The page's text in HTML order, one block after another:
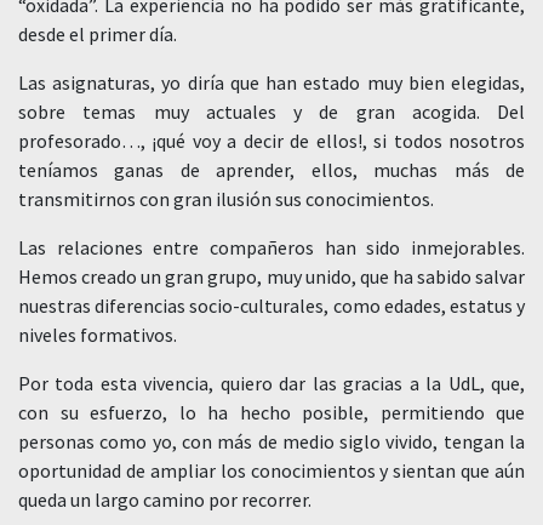
“oxidada”. La experiencia no ha podido ser más gratificante,
desde el primer día.
Las asignaturas, yo diría que han estado muy bien elegidas,
sobre temas muy actuales y de gran acogida. Del
profesorado…, ¡qué voy a decir de ellos!, si todos nosotros
teníamos ganas de aprender, ellos, muchas más de
transmitirnos con gran ilusión sus conocimientos.
Las relaciones entre compañeros han sido inmejorables.
Hemos creado un gran grupo, muy unido, que ha sabido salvar
nuestras diferencias socio-culturales, como edades, estatus y
niveles formativos.
Por toda esta vivencia, quiero dar las gracias a la UdL, que,
con su esfuerzo, lo ha hecho posible, permitiendo que
personas como yo, con más de medio siglo vivido, tengan la
oportunidad de ampliar los conocimientos y sientan que aún
queda un largo camino por recorrer.